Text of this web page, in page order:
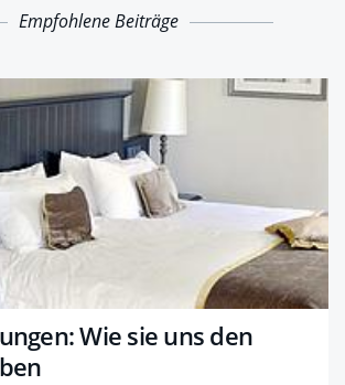
Empfohlene Beiträge
Wie sie uns den